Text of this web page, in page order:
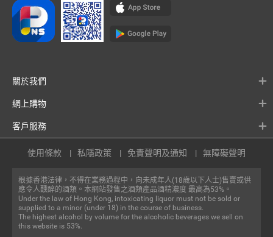
關於我們
網上購物
客戶服務
根據香港法律，不得在業務過程中，向未成年人(18歲以下人士)售賣或供
應令人醺醉的酒類。本網站發售之酒類產品酒精濃度 最高為53%。
Under the law of Hong Kong, intoxicating liquor must not be sold or
supplied to a minor (under 18) in the course of business.
The highest alcohol by volume for the alcoholic beverages we sell on
this website is 53%.
使用條款 私隱政策 免責聲明及通知 無障礙聲明